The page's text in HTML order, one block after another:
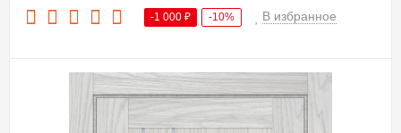
-1 000 ₽ -10% В избранное